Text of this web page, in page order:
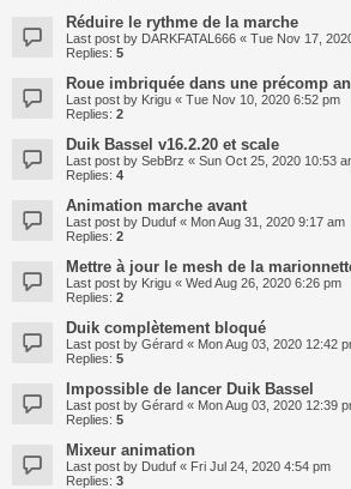
Réduire le rythme de la marche
Last post by DARKFATAL666 « Tue Nov 17,
Replies: 5
Roue imbriquée dans une précomp
Last post by Krigu « Tue Nov 10, 2020 6:52 pm
Replies: 2
Duik Bassel v16.2.20 et scale
Last post by SebBrz « Sun Oct 25, 2020 10:53
Replies: 4
Animation marche avant
Last post by Duduf « Mon Aug 31, 2020 9:17 am
Replies: 2
Mettre à jour le mesh de la
Last post by Krigu « Wed Aug 26, 2020 6:26 pm
Replies: 2
Duik complètement bloqué
Last post by Gérard « Mon Aug 03, 2020 12:42
Replies: 5
Impossible de lancer Duik Bassel
Last post by Gérard « Mon Aug 03, 2020 12:39
Replies: 5
Mixeur animation
Last post by Duduf « Fri Jul 24, 2020 4:54 pm
Replies: 3